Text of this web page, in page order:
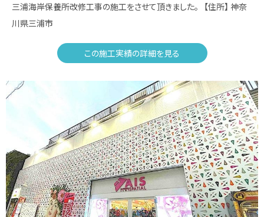
三浦海岸保養所改修工事の施工をさせて頂きました。 【住所】 神奈
川県三浦市
この施工実績の詳細を見る